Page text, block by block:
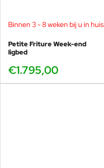
Binnen 3 - 8 weken bij u in huis
Petite Friture Week-end
ligbed
€1.795,00